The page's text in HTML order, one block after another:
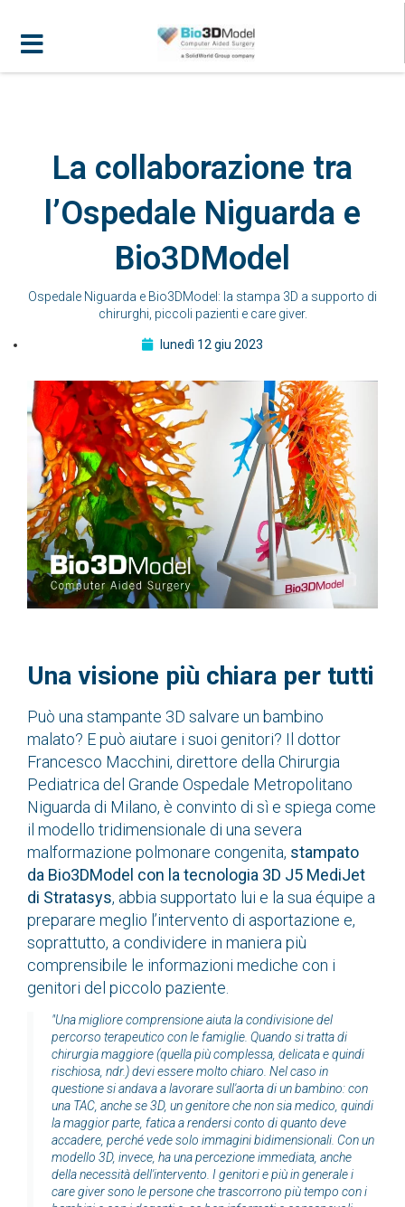
La collaborazione tra
l’Ospedale Niguarda e
Bio3DModel
Ospedale Niguarda e Bio3DModel: la stampa 3D a supporto di
chirurghi, piccoli pazienti e care giver.
lunedì 12 giu 2023
Una visione più chiara per tutti
Può una stampante 3D salvare un bambino
malato? E può aiutare i suoi genitori? Il dottor
Francesco Macchini, direttore della Chirurgia
Pediatrica del Grande Ospedale Metropolitano
Niguarda di Milano, è convinto di sì e spiega come
il modello tridimensionale di una severa
malformazione polmonare congenita, stampato
da Bio3DModel con la tecnologia 3D J5 MediJet
di Stratasys, abbia supportato lui e la sua équipe a
preparare meglio l’intervento di asportazione e,
soprattutto, a condividere in maniera più
comprensibile le informazioni mediche con i
genitori del piccolo paziente.
"Una migliore comprensione aiuta la condivisione del
percorso terapeutico con le famiglie. Quando si tratta di
chirurgia maggiore (quella più complessa, delicata e quindi
rischiosa, ndr.) devi essere molto chiaro. Nel caso in
questione si andava a lavorare sull'aorta di un bambino: con
una TAC, anche se 3D, un genitore che non sia medico, quindi
la maggior parte, fatica a rendersi conto di quanto deve
accadere, perché vede solo immagini bidimensionali. Con un
modello 3D, invece, ha una percezione immediata, anche
della necessità dell'intervento. I genitori e più in generale i
care giver sono le persone che trascorrono più tempo con i